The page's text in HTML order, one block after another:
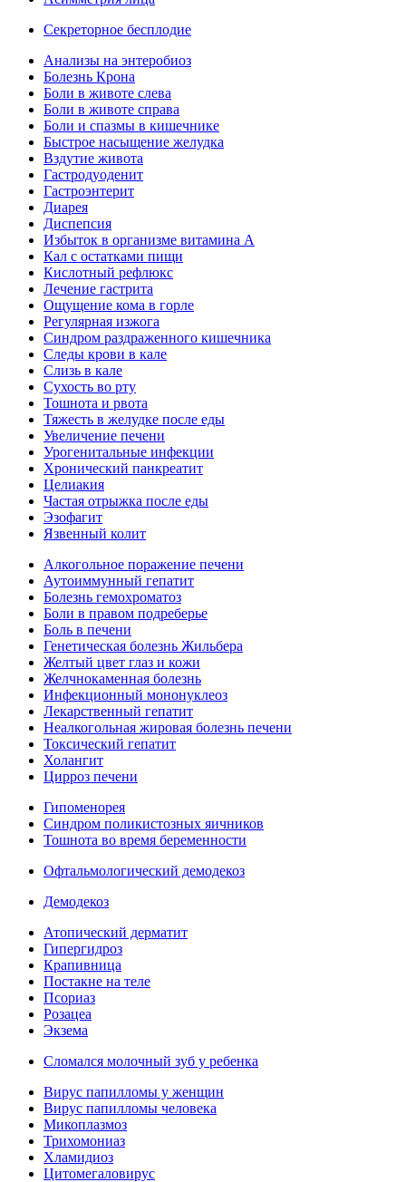
Секреторное бесплодие
Анализы на энтеробиоз
Болезнь Крона
Боли в животе слева
Боли в животе справа
Боли и спазмы в кишечнике
Быстрое насыщение желудка
Вздутие живота
Гастродуоденит
Гастроэнтерит
Диарея
Диспепсия
Избыток в организме витамина А
Кал с остатками пищи
Кислотный рефлюкс
Лечение гастрита
Ощущение кома в горле
Регулярная изжога
Синдром раздраженного кишечника
Следы крови в кале
Слизь в кале
Сухость во рту
Тошнота и рвота
Тяжесть в желудке после еды
Увеличение печени
Урогенитальные инфекции
Хронический панкреатит
Целиакия
Частая отрыжка после еды
Эзофагит
Язвенный колит
Алкогольное поражение печени
Аутоиммунный гепатит
Болезнь гемохроматоз
Боли в правом подреберье
Боль в печени
Генетическая болезнь Жильбера
Желтый цвет глаз и кожи
Желчнокаменная болезнь
Инфекционный мононуклеоз
Лекарственный гепатит
Неалкогольная жировая болезнь печени
Токсический гепатит
Холангит
Цирроз печени
Гипоменорея
Синдром поликистозных яичников
Тошнота во время беременности
Офтальмологический демодекоз
Демодекоз
Атопический дерматит
Гипергидроз
Крапивница
Постакне на теле
Псориаз
Розацеа
Экзема
Сломался молочный зуб у ребенка
Вирус папилломы у женщин
Вирус папилломы человека
Микоплазмоз
Трихомониаз
Хламидиоз
Цитомегаловирус